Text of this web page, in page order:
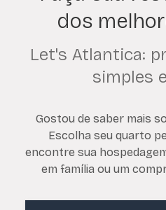
dos
Let's Atlantica:
simples
Gostou de saber mais
Escolha seu quarto
encontre sua
em família ou um